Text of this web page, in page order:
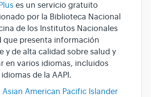
es un servicio gratuito
por la Biblioteca Nacional
de los Institutos Nacionales
que presenta información
y de alta calidad sobre salud y
en varios idiomas, incluidos
de la AAPI.
American Pacific Islander